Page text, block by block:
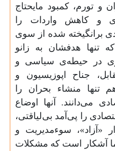
و تورم، کمبود مایحتاج
و کاهش واردات را
برانگیخته شده از سوی
تنها هدفشان به زانو
در حیطه‌ی سیاسی و
جناح اپوزیسیون و
تنها منشاء بحران را
می‌دانند. آنها اوضاع
را پی‌آمد بی‌لیاقتی،
«آزاد»، سوء‌مدیریت و
آشکار است که مشکلات